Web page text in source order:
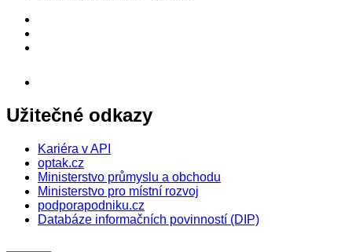
Užitečné odkazy
Kariéra v API
optak.cz
Ministerstvo průmyslu a obchodu
Ministerstvo pro místní rozvoj
podporapodniku.cz
Databáze informačních povinností (DIP)